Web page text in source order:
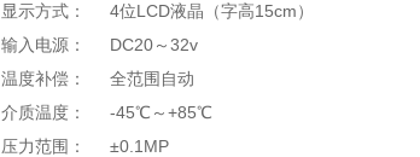
显示方式： 4位LCD液晶（字高15cm）
输入电源： DC20～32v
温度补偿： 全范围自动
介质温度： -45℃～+85℃
压力范围： ±0.1MP